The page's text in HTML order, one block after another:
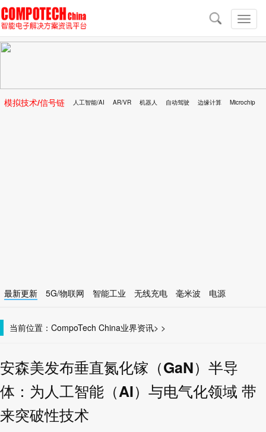
切
换
导
导
航
模拟技术/信号链 人工智能/AI AR/VR 机器人 自动驾驶 边缘计算 Microchip
最新更新 5G/物联网 智能工业 无线充电 毫米波
电源
当前位置： CompoTech China >
业界资讯 >
安森美发布垂直氮化镓（GaN）半导
体：为人工智能（AI）与电气化领域 带
来突破性技术